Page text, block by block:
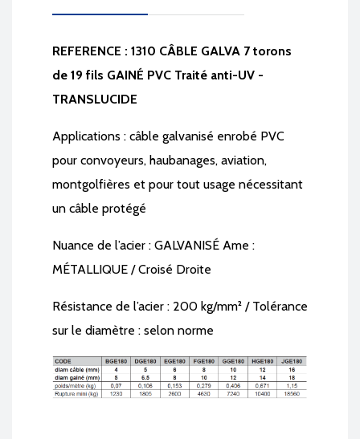
REFERENCE : 1310 CÂBLE GALVA 7 torons
de 19 fils GAINÉ PVC Traité anti-UV -
TRANSLUCIDE
Applications : câble galvanisé enrobé PVC
pour convoyeurs, haubanages, aviation,
montgolfières et pour tout usage nécessitant
un câble protégé
Nuance de l’acier : GALVANISÉ Ame :
MÉTALLIQUE / Croisé Droite
Résistance de l’acier : 200 kg/mm² / Tolérance
sur le diamètre : selon norme